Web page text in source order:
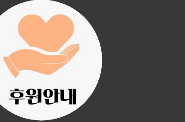
진리횃불 사역은 여러분
의 후원으로 이루어집니
다.